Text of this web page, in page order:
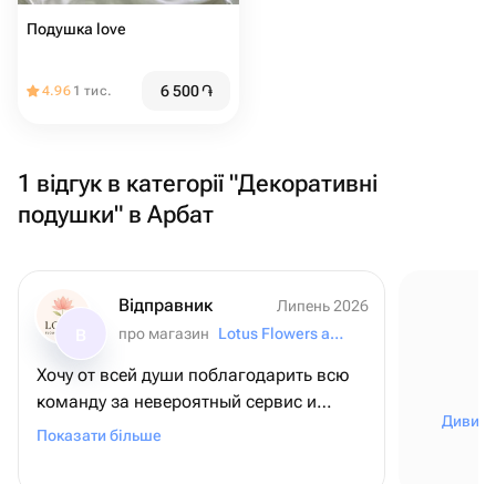
Подушка love ️
4.96 1 тис. 6 500֏
1 відгук в категорії "Декоративні
подушки" в Арбат
Відправник
Липень 2026
про магазин
Lotus Flowers and Gifts
Хочу от всей души поблагодарить всю
команду за невероятный сервис и
внимание к деталям! ❤️ Для меня этот
Показати більше